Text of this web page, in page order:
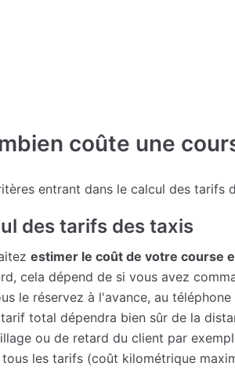
coûte une
entrant dans le calcul des tarifs
des tarifs des taxis
estimer le coût de votre course
cela dépend de si vous avez
le réservez à l'avance, au
total dépendra bien sûr de la
ou de retard du client par
les tarifs (coût kilométrique